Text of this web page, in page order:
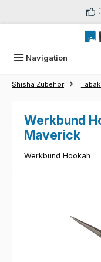
Zum Hauptinhalt springen
Navigation
Shisha Zubehör
Werkbund
Maverick
Werkbund Hookah